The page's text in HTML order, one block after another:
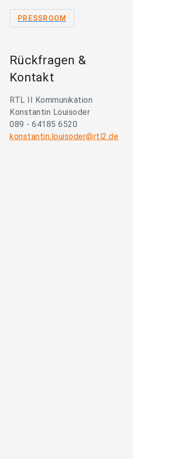
PRESSROOM
Rückfragen &
Kontakt
RTL II Kommunikation
Konstantin Louisoder
089 - 64185 6520
konstantin.louisoder@rtl2.de